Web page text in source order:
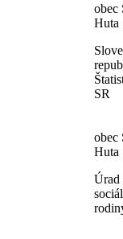
obec
Huta
SR
obec
Huta
Úrad